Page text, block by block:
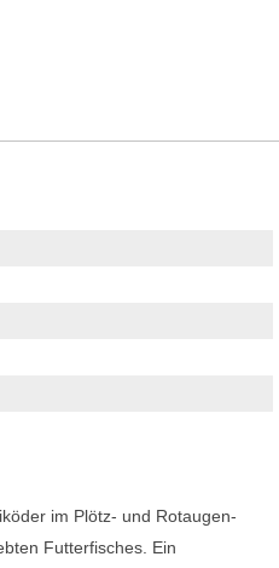
im Plötz- und Rotaugen-
Futterfisches. Ein